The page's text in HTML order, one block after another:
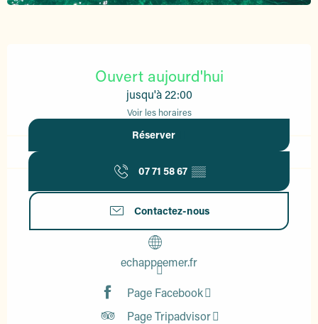
Ouvert aujourd'hui
jusqu'à 22:00
Voir les horaires
Réserver
07 71 58 67 ▒▒
Contactez-nous
echappeemer.fr
Page Facebook
Page Tripadvisor